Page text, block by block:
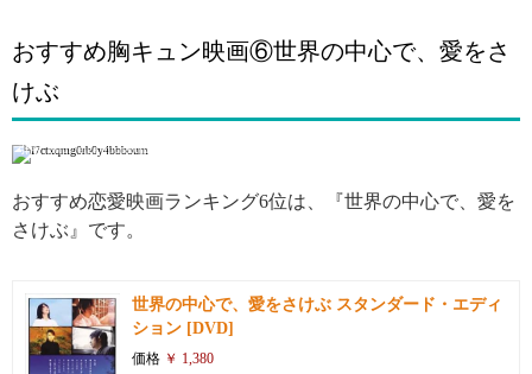
おすすめ胸キュン映画⑥世界の中心で、愛をさ
けぶ
引用: http://eiga.michao.jp/houga/18821
おすすめ恋愛映画ランキング6位は、『世界の中心で、愛を
さけぶ』です。
世界の中心で、愛をさけぶ スタンダード・エディ
ション [DVD]
価格 ￥ 1,380